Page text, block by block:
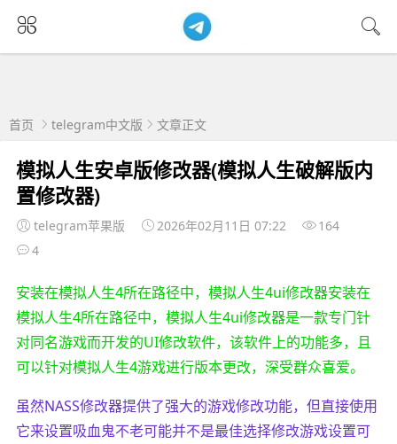
首页 telegram中文版 文章正文
模拟人生安卓版修改器(模拟人生破解版内
置修改器)
telegram苹果版 2026年02月11日 07:22
164
4
安装在模拟人生4所在路径中，模拟人生4ui修改器安装在
模拟人生4所在路径中，模拟人生4ui修改器是一款专门针
对同名游戏而开发的UI修改软件，该软件上的功能多，且
可以针对模拟人生4游戏进行版本更改，深受群众喜爱。
虽然NASS修改器提供了强大的游戏修改功能，但直接使用
它来设置吸血鬼不老可能并不是最佳选择修改游戏设置可